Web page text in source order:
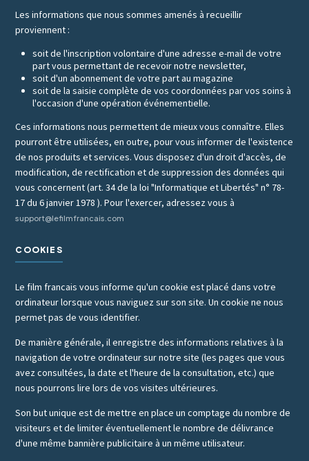
Les informations que nous sommes amenés à recueillir
proviennent :
soit de l'inscription volontaire d'une adresse e-mail de votre
part vous permettant de recevoir notre newsletter,
soit d'un abonnement de votre part au magazine
soit de la saisie complète de vos coordonnées par vos soins à
l'occasion d'une opération événementielle.
Ces informations nous permettent de mieux vous connaître. Elles
pourront être utilisées, en outre, pour vous informer de l'existence
de nos produits et services. Vous disposez d'un droit d'accès, de
modification, de rectification et de suppression des données qui
vous concernent (art. 34 de la loi "Informatique et Libertés" n° 78-
17 du 6 janvier 1978 ). Pour l'exercer, adressez vous à
support@lefilmfrancais.com
COOKIES
Le film francais vous informe qu'un cookie est placé dans votre
ordinateur lorsque vous naviguez sur son site. Un cookie ne nous
permet pas de vous identifier.
De manière générale, il enregistre des informations relatives à la
navigation de votre ordinateur sur notre site (les pages que vous
avez consultées, la date et l'heure de la consultation, etc.) que
nous pourrons lire lors de vos visites ultérieures.
Son but unique est de mettre en place un comptage du nombre de
visiteurs et de limiter éventuellement le nombre de délivrance
d'une même bannière publicitaire à un même utilisateur.